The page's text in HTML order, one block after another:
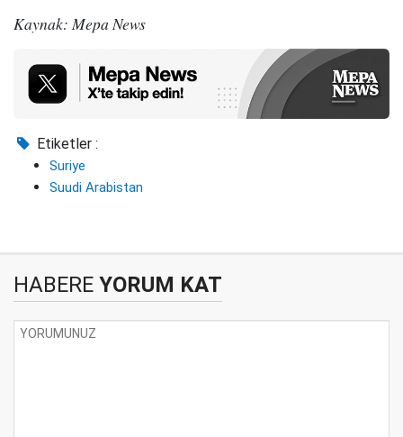
Kaynak: Mepa News
Etiketler :
Suriye
Suudi Arabistan
HABERE YORUM KAT